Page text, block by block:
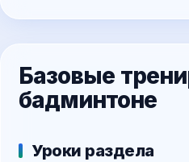
Базовые
бадминтоне
Уроки раздела